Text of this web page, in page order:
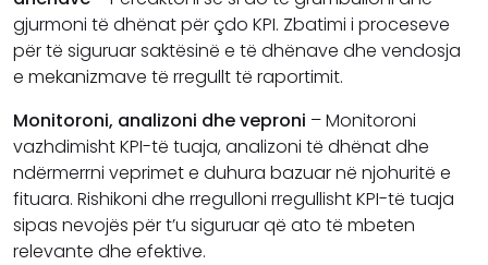
gjurmoni të dhënat për çdo KPI. Zbatimi i proceseve
për të siguruar saktësinë e të dhënave dhe vendosja
e mekanizmave të rregullt të raportimit.
Monitoroni, analizoni dhe veproni – Monitoroni
vazhdimisht KPI-të tuaja, analizoni të dhënat dhe
ndërmerrni veprimet e duhura bazuar në njohuritë e
fituara. Rishikoni dhe rregulloni rregullisht KPI-të tuaja
sipas nevojës për t’u siguruar që ato të mbeten
relevante dhe efektive.